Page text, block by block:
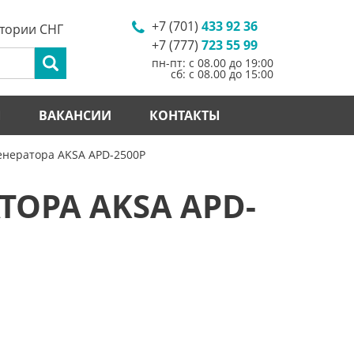
+7 (701) 433 92 36
+7 (777) 723 55 99
пн-пт: с 08.00 до 19:00
сб: с 08.00 до 15:00
СНГ
ВАКАНСИИ КОНТАКТЫ
AKSA APD-2500P
AKSA APD-